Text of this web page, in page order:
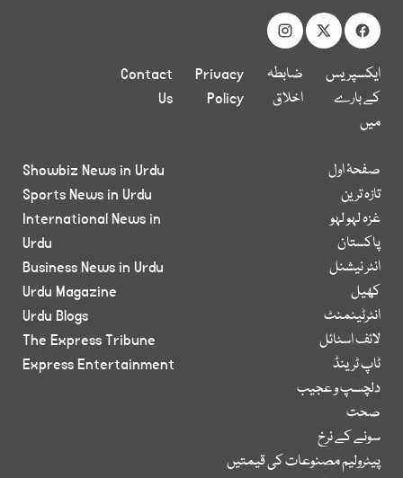
ایکسپریس
کے بارے
میں
ضابطہ
اخلاق
Privacy
Policy
Contact
Us
صفحۂ اول
تازہ ترین
غزہ لہو لہو
پاکستان
انٹر نیشنل
کھیل
انٹرٹینمنٹ
لائف اسٹائل
ٹاپ ٹرینڈ
دلچسپ و عجیب
صحت
سونے کے نرخ
پیٹرولیم مصنوعات کی قیمتیں
Showbiz News in Urdu
Sports News in Urdu
International News in
Urdu
Business News in Urdu
Urdu Magazine
Urdu Blogs
The Express Tribune
Express Entertainment